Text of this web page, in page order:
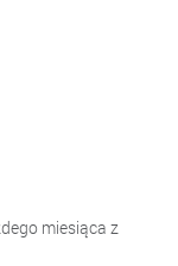
miesiąca z